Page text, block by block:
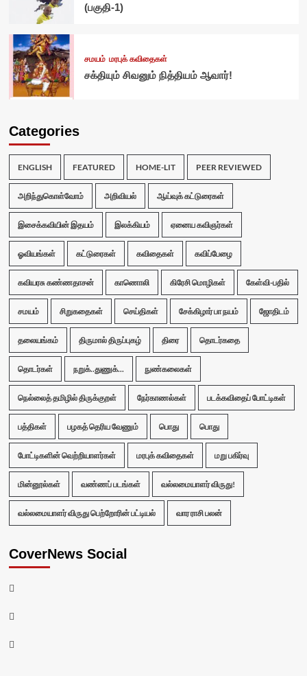
(பகுதி-1)
சமயம் மரபுக் கவிதைகள்
சக்தியும் சிவனும் நித்தியம் ஆவார்!
Categories
ENGLISH FEATURED HOME-LIT PEER REVIEWED
அறிந்துகொள்வோம் அறிவியல் ஆய்வுக் கட்டுரைகள்
இசைக்கவியின் இதயம் இலக்கியம் ஏனைய கவிஞர்கள்
ஓவியங்கள் கட்டுரைகள் கவிதைகள் கவிப்பேழை
கவியரசு கண்ணதாசன் காணொலி கிரேசி மொழிகள் கேள்வி-பதில்
சமயம் சிறுகதைகள் செய்திகள் சேக்கிழார் பா நயம் ஜோதிடம்
தலையங்கம் திருமால் திருப்புகழ் திரை தொடர்கதை
தொடர்கள் நறுக்..துணுக்... நுண்கலைகள்
நெல்லைத் தமிழில் திருக்குறள் நேர்காணல்கள் படக்கவிதைப் போட்டிகள்
பத்திகள் பழகத் தெரிய வேணும் பொது பொது
போட்டிகளின் வெற்றியாளர்கள் மரபுக் கவிதைகள் மறு பகிர்வு
மின்னூல்கள் வண்ணப் படங்கள் வல்லமையாளர் விருது!
வல்லமையாளர் விருது பெற்றோரின் பட்டியல் வார ராசி பலன்
CoverNews Social
Facebook
Twitter
Youtube